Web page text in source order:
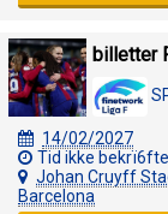
billetter
14/02/2027
Tid ikke
Johan Cruyff
Barcelona